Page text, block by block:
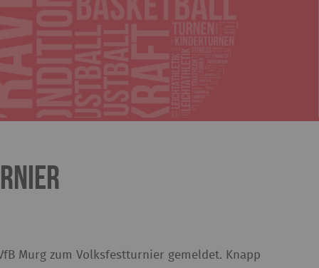
Murg zum Volksfestturnier gemeldet. Knapp